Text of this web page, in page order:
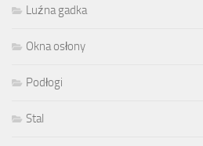
Luźna gadka
Okna osłony
Podłogi
Stal